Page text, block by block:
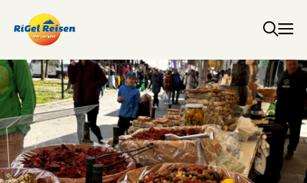
Inhalt
springen